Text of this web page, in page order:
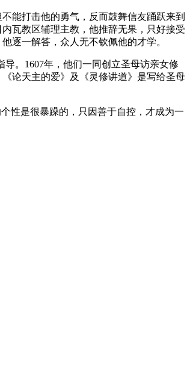
能打击他的勇气，反而鼓舞信友踊跃来到
瓦教区辅理主教，他推辞无果，只好接受
逐一解答，众人无不钦佩他的才学。
。1607年，他们一同创立圣母访亲女修
论天主的爱》及《灵修讲道》是写给圣母
性是很暴躁的，只因善于自控，才成为一